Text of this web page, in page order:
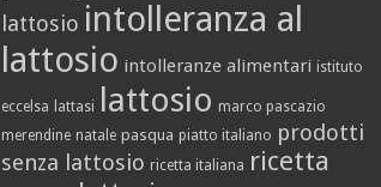
lattosio intolleranza al
lattosio intolleranze alimentari istituto
eccelsa lattasi lattosio marco pascazio
merendine natale pasqua piatto italiano prodotti
senza lattosio ricetta italiana ricetta